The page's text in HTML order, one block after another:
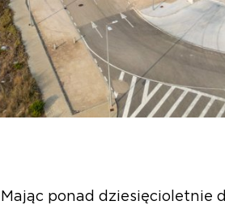
Mając ponad dziesięcioletnie